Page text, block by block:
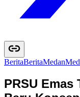
BeritaBeritaMedanMed
PRSU Emas